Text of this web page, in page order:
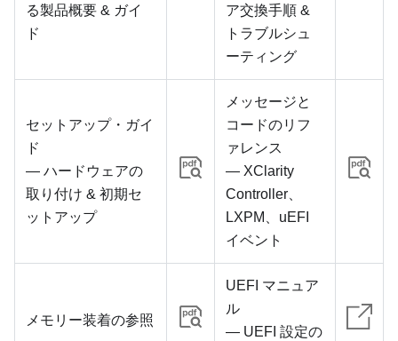
る製品概要 & ガイ
ド
ア交換手順 &
トラブルシュ
ーティング
セットアップ・ガイ
ド
— ハードウェアの
取り付け & 初期セ
ットアップ
メッセージと
コードのリフ
ァレンス
— XClarity
Controller、
LXPM、uEFI
イベント
メモリー装着の参照
UEFI マニュア
ル
— UEFI 設定の